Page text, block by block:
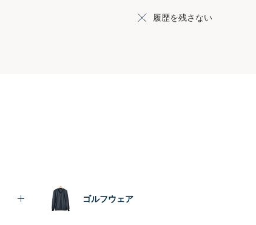
履歴を残さない
ゴルフウェア